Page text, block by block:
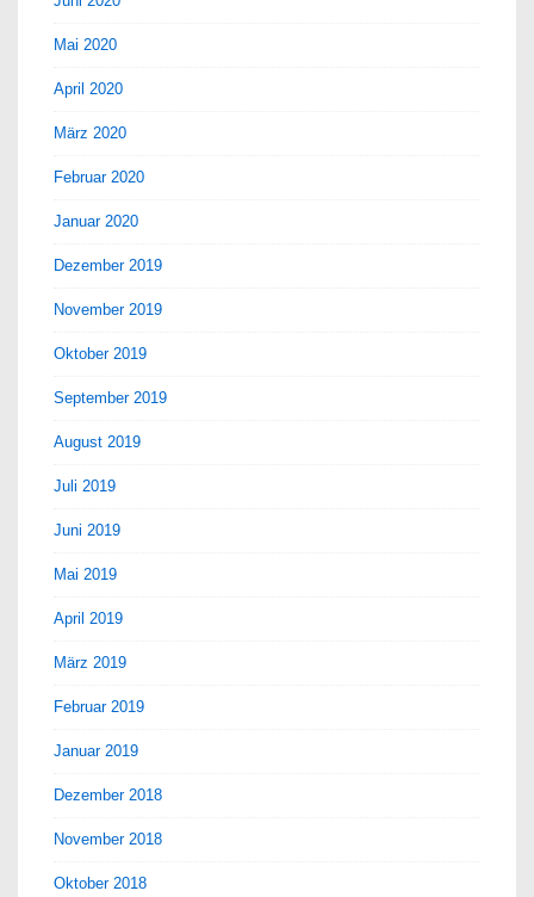
Mai 2020
April 2020
März 2020
Februar 2020
Januar 2020
Dezember 2019
November 2019
Oktober 2019
September 2019
August 2019
Juli 2019
Juni 2019
Mai 2019
April 2019
März 2019
Februar 2019
Januar 2019
Dezember 2018
November 2018
Oktober 2018